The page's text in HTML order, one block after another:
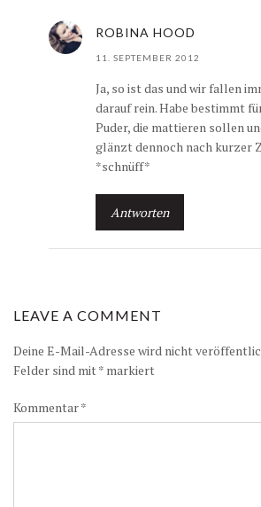
ROBINA HOOD
11. SEPTEMBER 2012
Ja, so ist das und wir fallen
darauf rein. Habe bestimmt
Puder, die mattieren sollen
glänzt dennoch nach kurzer
*schnüff*
Antworten
LEAVE A COMMENT
Deine E-Mail-Adresse wird nicht
Felder sind mit * markiert
Kommentar*